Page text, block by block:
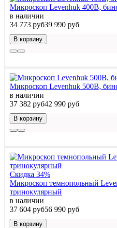
Микроскоп Levenhuk 400B,
в наличии
34 773 руб39 990 руб
В корзину
Микроскоп Levenhuk 500B,
в наличии
37 382 руб42 990 руб
В корзину
Скидка 34%
Микроскоп темнопольный
тринокулярный
в наличии
37 604 руб56 990 руб
В корзину